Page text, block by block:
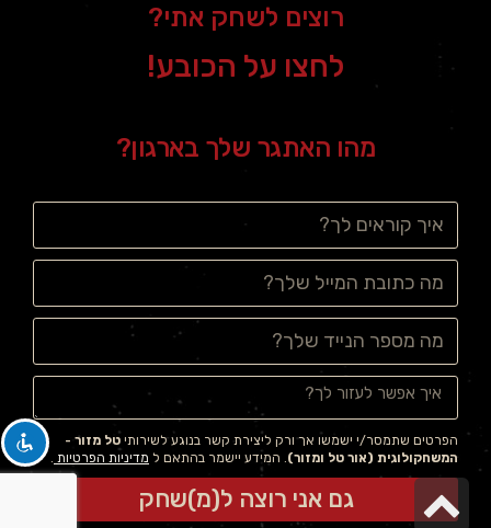
רוצים לשחק אתי?
לחצו על הכובע!
מהו האתגר שלך בארגון?
הפרטים שתמסר/י ישמשו אך ורק ליצירת קשר בנוגע לשירותי טל מזור -
המשחקולוגית (אור טל ומזור) . המידע יישמר בהתאם ל מדיניות הפרטיות
גם אני רוצה ל(מ)שחק
גלילה לראש העמוד